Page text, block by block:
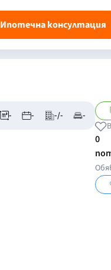
Ипотечна консултация
- - -/- -
0